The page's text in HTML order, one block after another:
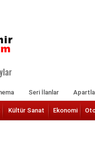
Seri İlanlar
Kültür Sanat Ekonomi